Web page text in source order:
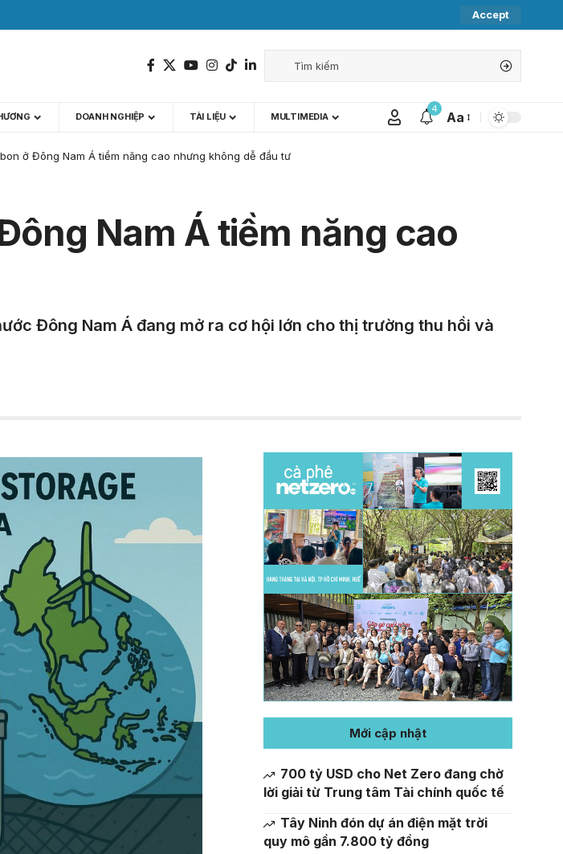
Accept
DOANH NGHIỆP TÀI LIỆU MULTIMEDIA
4
Aa
ở Đông Nam Á tiềm năng cao nhưng không dễ đầu tư
Nam Á tiềm năng cao
Đông Nam Á đang mở ra cơ hội lớn cho thị trường thu hồi và
Mới cập nhật
700 tỷ USD cho Net Zero đang chờ
lời giải từ Trung tâm Tài chính quốc tế
Tây Ninh đón dự án điện mặt trời
quy mô gần 7.800 tỷ đồng